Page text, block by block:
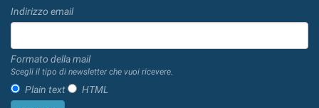
Indirizzo email
Formato della mail
Scegli il tipo di newsletter che vuoi ricevere.
Plain text HTML